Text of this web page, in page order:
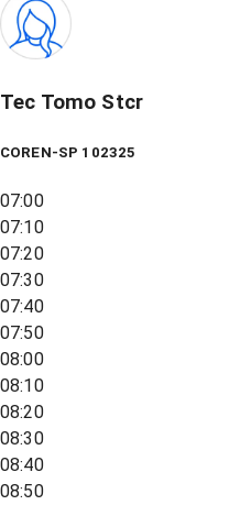
Tec Tomo Stcr
COREN-SP 102325
07:00
07:10
07:20
07:30
07:40
07:50
08:00
08:10
08:20
08:30
08:40
08:50